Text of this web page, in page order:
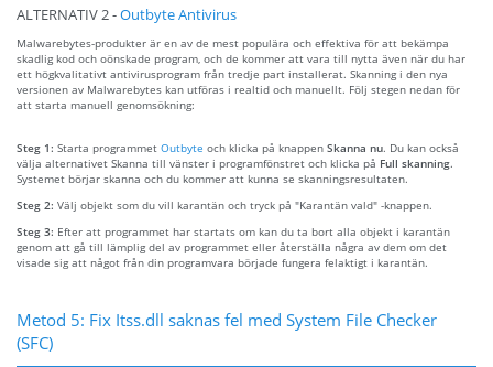
ALTERNATIV 2 -Outbyte Antivirus
Malwarebytes-produkter är en av de mest populära och effektiva för att bekämpa
skadlig kod och oönskade program, och de kommer att vara till nytta även när du har
ett högkvalitativt antivirusprogram från tredje part installerat. Skanning i den nya
versionen av Malwarebytes kan utföras i realtid och manuellt. Följ stegen nedan för
att starta manuell genomsökning:
Steg 1: Starta programmet Outbyte och klicka på knappen Skanna nu. Du kan också
välja alternativet Skanna till vänster i programfönstret och klicka på Full skanning.
Systemet börjar skanna och du kommer att kunna se skanningsresultaten.
Steg 2: Välj objekt som du vill karantän och tryck på "Karantän vald" -knappen.
Steg 3: Efter att programmet har startats om kan du ta bort alla objekt i karantän
genom att gå till lämplig del av programmet eller återställa några av dem om det
visade sig att något från din programvara började fungera felaktigt i karantän.
Metod 5: Fix Itss.dll saknas fel med System File Checker
(SFC)